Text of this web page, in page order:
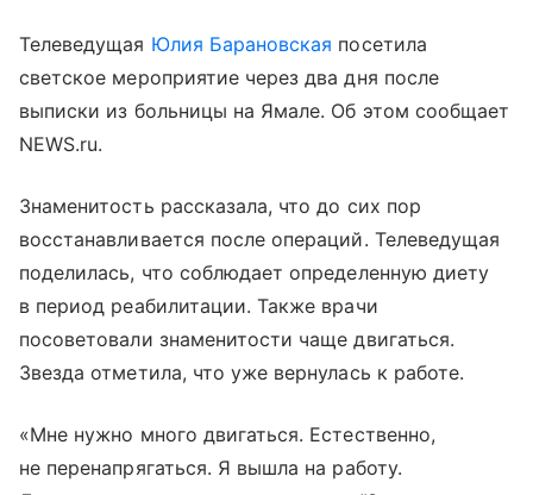
Телеведущая Юлия Барановская посетила
светское мероприятие через два дня после
выписки из больницы на Ямале. Об этом сообщает
NEWS.ru.
Знаменитость рассказала, что до сих пор
восстанавливается после операций. Телеведущая
поделилась, что соблюдает определенную диету
в период реабилитации. Также врачи
посоветовали знаменитости чаще двигаться.
Звезда отметила, что уже вернулась к работе.
«Мне нужно много двигаться. Естественно,
не перенапрягаться. Я вышла на работу.